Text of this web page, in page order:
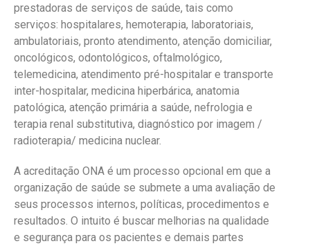
prestadoras de serviços de saúde, tais como
serviços: hospitalares, hemoterapia, laboratoriais,
ambulatoriais, pronto atendimento, atenção domiciliar,
oncológicos, odontológicos, oftalmológico,
telemedicina, atendimento pré-hospitalar e transporte
inter-hospitalar, medicina hiperbárica, anatomia
patológica, atenção primária a saúde, nefrologia e
terapia renal substitutiva, diagnóstico por imagem /
radioterapia/ medicina nuclear.
A acreditação ONA é um processo opcional em que a
organização de saúde se submete a uma avaliação de
seus processos internos, políticas, procedimentos e
resultados. O intuito é buscar melhorias na qualidade
e segurança para os pacientes e demais partes